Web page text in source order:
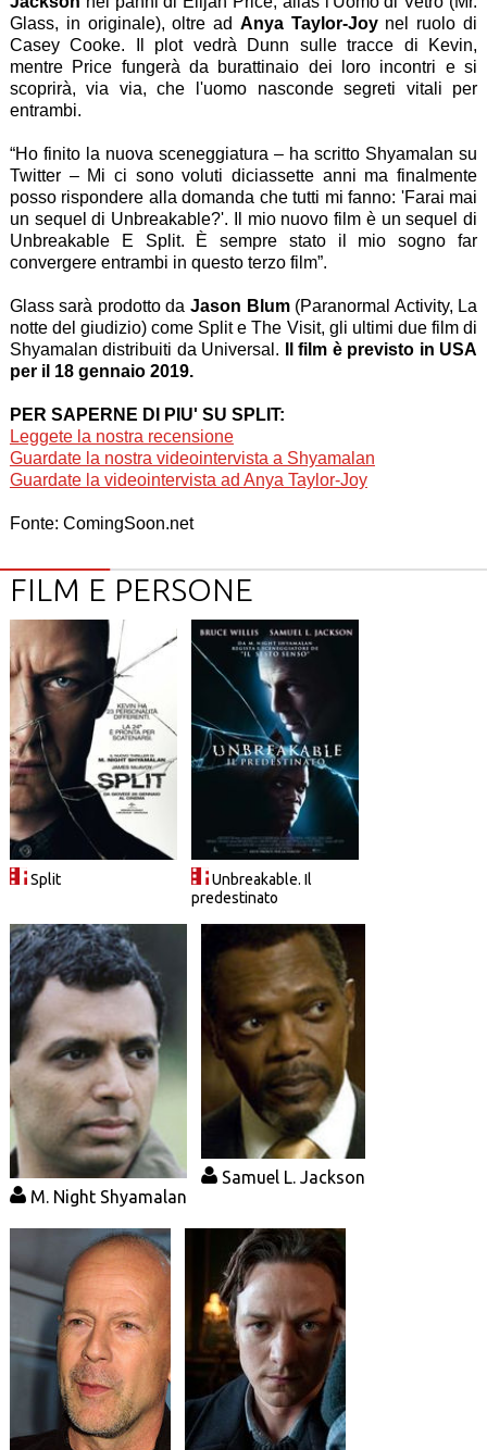
Glass, in originale), oltre ad Anya Taylor-Joynel ruolo di
Casey Cooke. Il plot vedrà Dunn sulle tracce di Kevin,
mentre Price fungerà da burattinaio dei loro incontri e si
scoprirà, via via, che l'uomo nasconde segreti vitali per
entrambi.
“Ho finito la nuova sceneggiatura – ha scritto Shyamalan su
Twitter – Mi ci sono voluti diciassette anni ma finalmente
posso rispondere alla domanda che tutti mi fanno: 'Farai mai
un sequel di Unbreakable?'. Il mio nuovo film è un sequel di
Unbreakable E Split. È sempre stato il mio sogno far
convergere entrambi in questo terzo film”.
Glass sarà prodotto da Jason Blum(Paranormal Activity, La
notte del giudizio) come Split e The Visit, gli ultimi due film di
Shyamalan distribuiti da Universal.
Il film è previsto in USA
per il 18 gennaio 2019.
PER SAPERNE DI PIU' SU SPLIT:
Leggete la nostra recensione
Guardate la nostra videointervista a Shyamalan
Guardate la videointervista ad Anya Taylor-Joy
Fonte: ComingSoon.net
FILM E PERSONE
Split
Unbreakable. Il
predestinato
M. Night Shyamalan
Samuel L. Jackson